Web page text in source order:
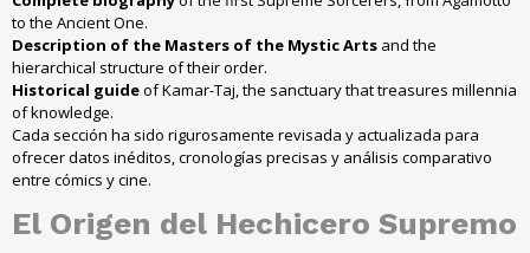
to the Ancient One.
Description of the Masters of the Mystic Arts and the
hierarchical structure of their order.
Historical guideof Kamar-Taj, the sanctuary that treasures millennia
of knowledge.
Cada sección ha sido rigurosamente revisada y actualizada para
ofrecer datos inéditos, cronologías precisas y análisis comparativo
entre cómics y cine.
El Origen del Hechicero Supremo